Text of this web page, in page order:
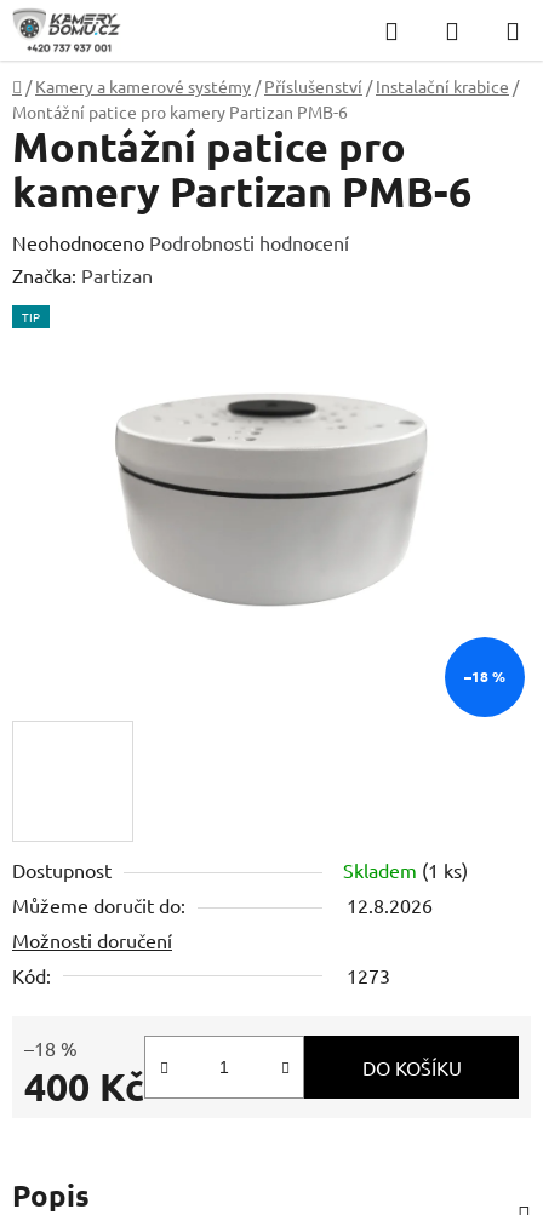
Přejít
obsah
Hledat
KOŠÍK
Domů
/ Kamery a kamerové systémy / Příslušenství / Instalační krabice /
Montážní patice pro kamery Partizan PMB-6
Dostupnost Skladem (1 ks)
Můžeme doručit do:
12.8.2026
Možnosti doručení
Kód:
1273
–18 %
400 Kč DO KOŠÍKU
Montážní patice pro
kamery Partizan PMB-6
Průměrné
hodnocení
produktu
Neohodnoceno Podrobnosti hodnocení
Značka: Partizan
TIP
–18 %
Popis